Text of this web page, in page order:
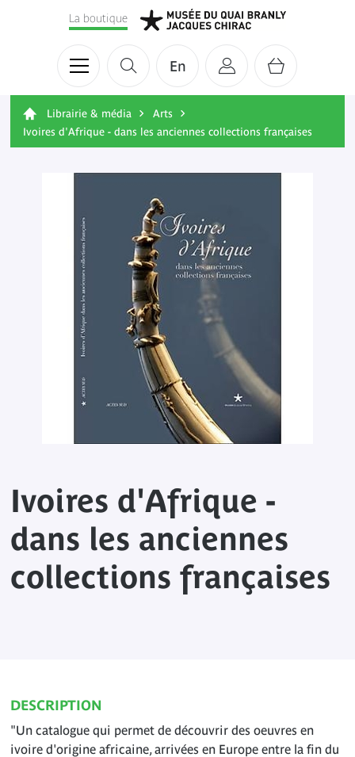
En
La boutique
Librairie & média
Arts
Ivoires d'Afrique - dans les anciennes collections françaises
Ivoires d'Afrique -
dans les anciennes
collections françaises
DESCRIPTION
"Un catalogue qui permet de découvrir des oeuvres en
ivoire d'origine africaine, arrivées en Europe entre la fin du